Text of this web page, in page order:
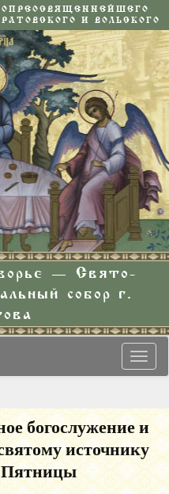
И ВОЛЬСКОГО
— Свято-
собор г.
богослужение и
источнику
Пятницы